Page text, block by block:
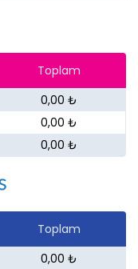
Toplam
0,00 ₺
0,00 ₺
0,00 ₺
Toplam
0,00 ₺